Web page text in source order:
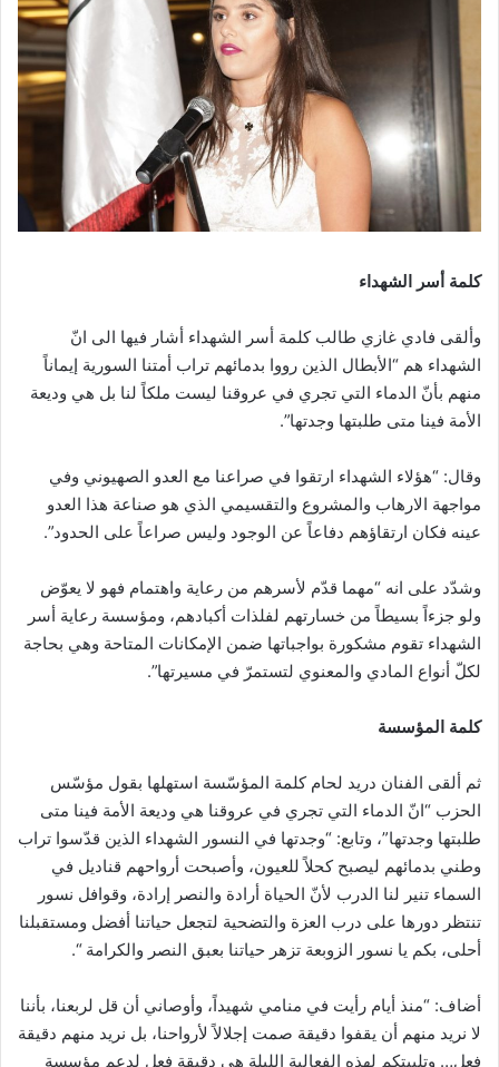
كلمة أسر الشهداء
وألقى فادي غازي طالب كلمة أسر الشهداء أشار فيها الى انّ
الشهداء هم “الأبطال الذين رووا بدمائهم تراب أمتنا السورية إيماناً
منهم بأنّ الدماء التي تجري في عروقنا ليست ملكاً لنا بل هي وديعة
الأمة فينا متى طلبتها وجدتها”.
وقال: “هؤلاء الشهداء ارتقوا في صراعنا مع العدو الصهيوني وفي
مواجهة الارهاب والمشروع والتقسيمي الذي هو صناعة هذا العدو
عينه فكان ارتقاؤهم دفاعاً عن الوجود وليس صراعاً على الحدود”.
وشدّد على انه “مهما قدّم لأسرهم من رعاية واهتمام فهو لا يعوّض
ولو جزءاً بسيطاً من خسارتهم لفلذات أكبادهم، ومؤسسة رعاية أسر
الشهداء تقوم مشكورة بواجباتها ضمن الإمكانات المتاحة وهي بحاجة
لكلّ أنواع المادي والمعنوي لتستمرّ في مسيرتها”.
كلمة المؤسسة
ثم ألقى الفنان دريد لحام كلمة المؤسّسة استهلها بقول مؤسّس
الحزب “انّ الدماء التي تجري في عروقنا هي وديعة الأمة فينا متى
طلبتها وجدتها”، وتابع: “وجدتها في النسور الشهداء الذين قدّسوا تراب
وطني بدمائهم ليصبح كحلاً للعيون، وأصبحت أرواحهم قناديل في
السماء تنير لنا الدرب لأنّ الحياة أرادة والنصر إرادة، وقوافل نسور
تنتظر دورها على درب العزة والتضحية لتجعل حياتنا أفضل ومستقبلنا
أحلى، بكم يا نسور الزوبعة تزهر حياتنا بعبق النصر والكرامة “.
أضاف: “منذ أيام رأيت في منامي شهيداً، وأوصاني أن قل لربعنا، بأننا
لا نريد منهم أن يقفوا دقيقة صمت إجلالاً لأرواحنا، بل نريد منهم دقيقة
فعل… وتلبيتكم لهذه الفعالية الليلة هي دقيقة فعل لدعم مؤسسة